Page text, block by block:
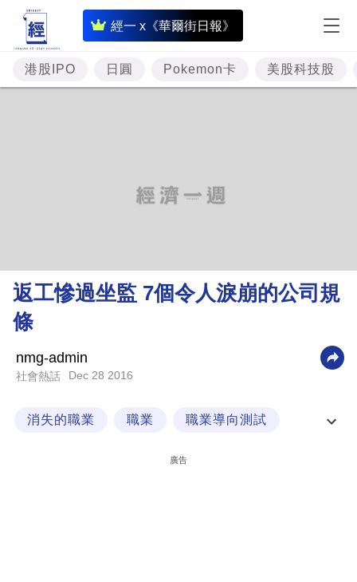
經一 x《華爾街日報》
即
時
財
經
理
財
科
港股IPO 日圓 Pokemon卡 美股科技股
返工慘過坐監 7個令人淚崩的公司規
條
nmg-admin
社會熱話 Dec 28 2016
消失的職業 職業 職業導向測試
廣告